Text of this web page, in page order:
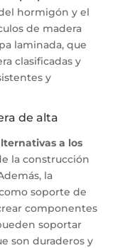
hormigón y el
de madera
laminada, que
clasificadas y
y
de alta
a los
la construcción
la
soporte de
componentes
soportar
son duraderos y